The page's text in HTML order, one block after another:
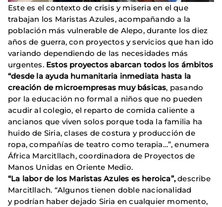
Este es el contexto de crisis y miseria en el que
trabajan los Maristas Azules, acompañando a la
población más vulnerable de Alepo, durante los diez
años de guerra, con proyectos y servicios que han ido
variando dependiendo de las necesidades más
urgentes. Estos proyectos abarcan todos los ámbitos
“desde la ayuda humanitaria inmediata hasta la
creación de microempresas muy básicas, pasando
por la educación no formal a niños que no pueden
acudir al colegio, el reparto de comida caliente a
ancianos que viven solos porque toda la familia ha
huido de Siria, clases de costura y producción de
ropa, compañías de teatro como terapia…”, enumera
África Marcitllach, coordinadora de Proyectos de
Manos Unidas en Oriente Medio.
“La labor de los Maristas Azules es heroica”,describe
Marcitllach. “Algunos tienen doble nacionalidad
y podrían haber dejado Siria en cualquier momento,